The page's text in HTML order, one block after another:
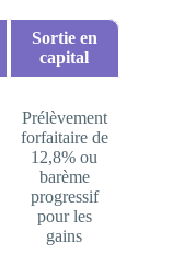
Sortie en
capital
Prélèvement
forfaitaire de
12,8% ou
barème
progressif
pour les
gains